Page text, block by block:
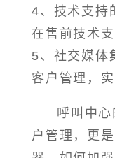
4、技术支持
在售前技术
5、社交媒体
客户管理，
呼叫中
户管理，更